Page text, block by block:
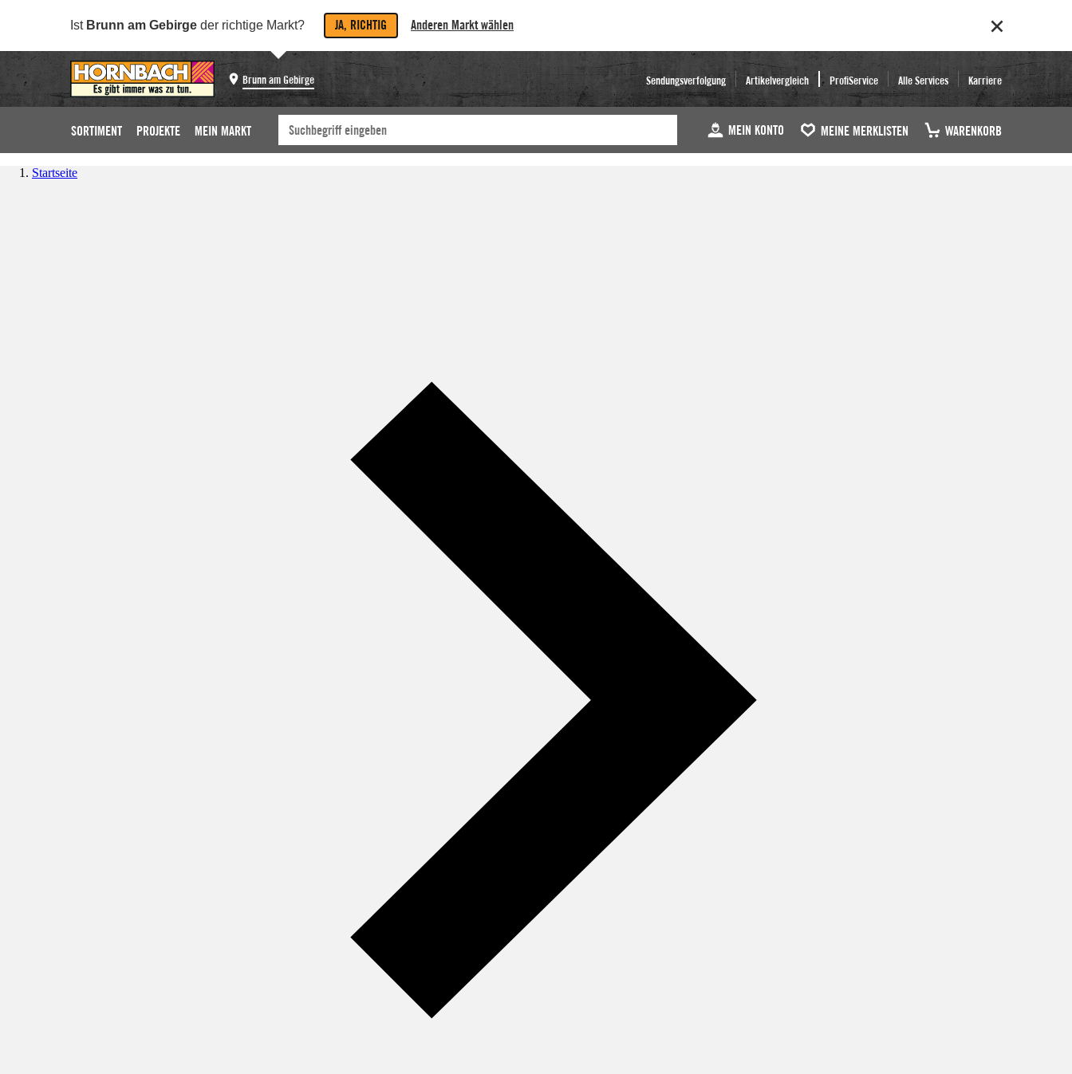
Ist Brunn am Gebirge der richtige Markt? JA, RICHTIG Anderen Markt wählen
Brunn am Gebirge Sendungsverfolgung Artikelvergleich ProfiService Alle Services Karriere
SORTIMENT PROJEKTE MEIN MARKT MEIN KONTO MEINE MERKLISTEN WARENKORB
Startseite